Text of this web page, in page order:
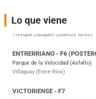
Lo que viene
Parque de la Velocidad (Asfalto)
Villaguay (Entre Ríos)
El Cerro (Tierra)
Victoria (Entre Ríos)
Moto Club Reginense (Tierra)